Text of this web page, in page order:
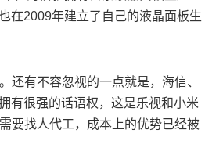
在2009年建立了自己的液晶面板生
还有不容忽视的一点就是，海信、
有很强的话语权，这是乐视和小米
要找人代工，成本上的优势已经被